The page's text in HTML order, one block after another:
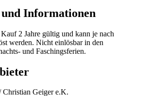
Informationen
2 Jahre gültig und kann je nach
werden. Nicht einlösbar in den
und Faschingsferien.